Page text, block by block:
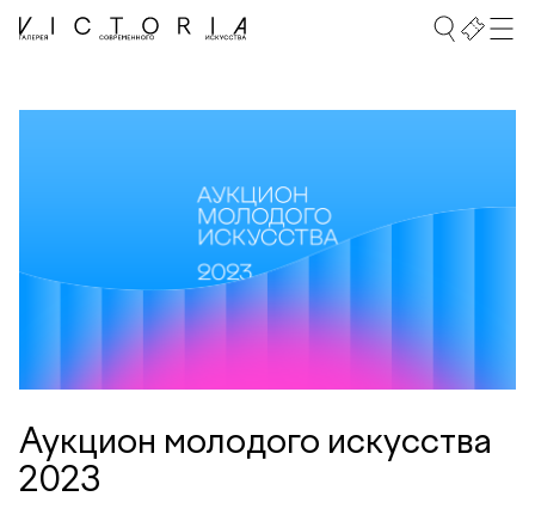
Аукцион молодого искусства
2023